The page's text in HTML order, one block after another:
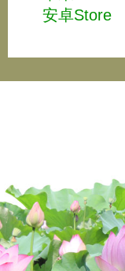
安卓Store